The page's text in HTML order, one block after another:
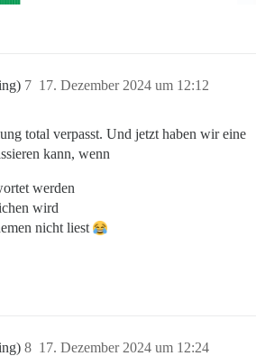
17. Dezember 2024 um 12:12
7
total verpasst. Und jetzt haben wir eine
kann, wenn
werden
wird
nicht liest
17. Dezember 2024 um 12:24
8